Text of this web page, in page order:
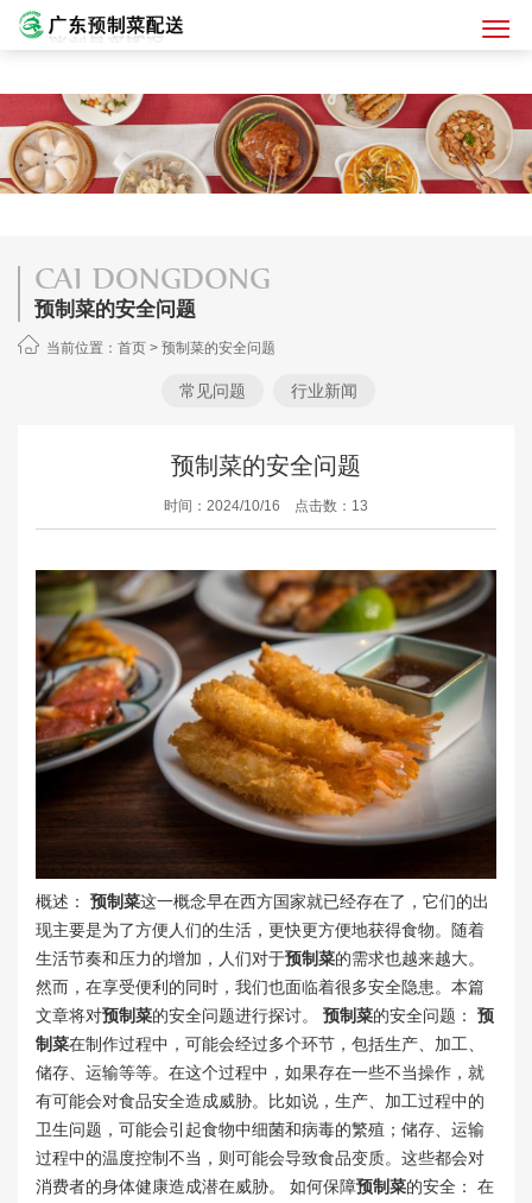
CAI DONGDONG
预制菜的安全问题
当前位置： 首页 > 预制菜的安全问题
常见问题 行业新闻
预制菜的安全问题
时间：2024/10/16 点击数：13
概述： 预制菜这一概念早在西方国家就已经存在了，它们的出
现主要是为了方便人们的生活，更快更方便地获得食物。随着
生活节奏和压力的增加，人们对于预制菜的需求也越来越大。
然而，在享受便利的同时，我们也面临着很多安全隐患。本篇
文章将对预制菜的安全问题进行探讨。 预制菜的安全问题： 预
制菜在制作过程中，可能会经过多个环节，包括生产、加工、
储存、运输等等。在这个过程中，如果存在一些不当操作，就
有可能会对食品安全造成威胁。比如说，生产、加工过程中的
卫生问题，可能会引起食物中细菌和病毒的繁殖；储存、运输
过程中的温度控制不当，则可能会导致食品变质。这些都会对
消费者的身体健康造成潜在威胁。 如何保障预制菜的安全： 在